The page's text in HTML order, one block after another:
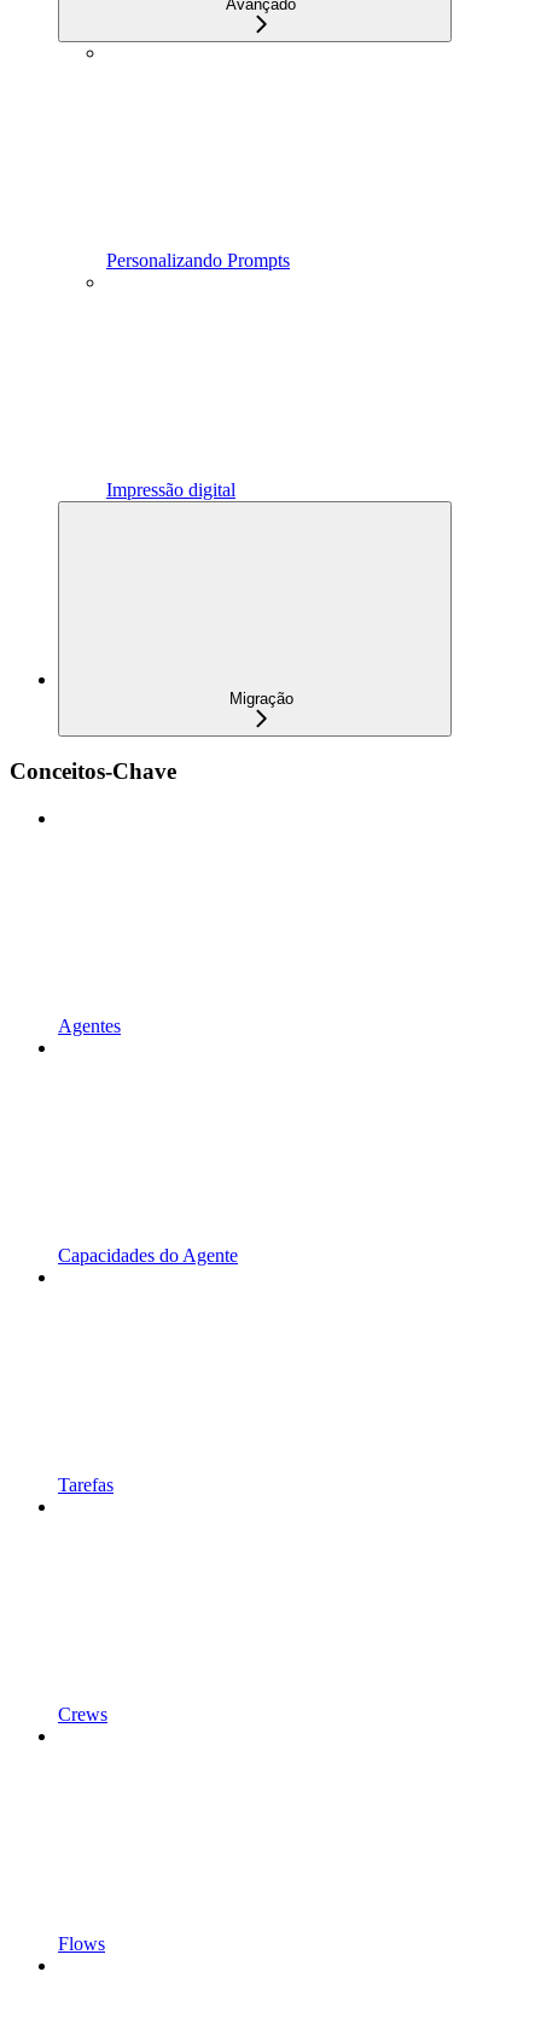
Avançado
Personalizando Prompts
Impressão digital
Migração
Conceitos-Chave
Agentes
Capacidades do Agente
Tarefas
Crews
Flows